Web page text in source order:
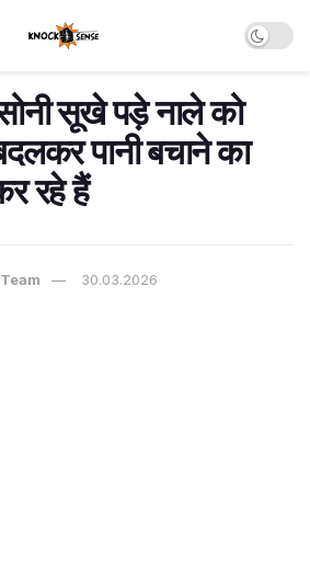
सूखे पड़े नाले को
पानी बचाने का
रहे हैं
30.03.2026